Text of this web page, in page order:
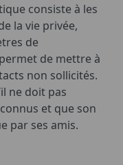
consiste à les
la vie privée,
de
de mettre à
non sollicités.
ne doit pas
et que son
par ses amis.